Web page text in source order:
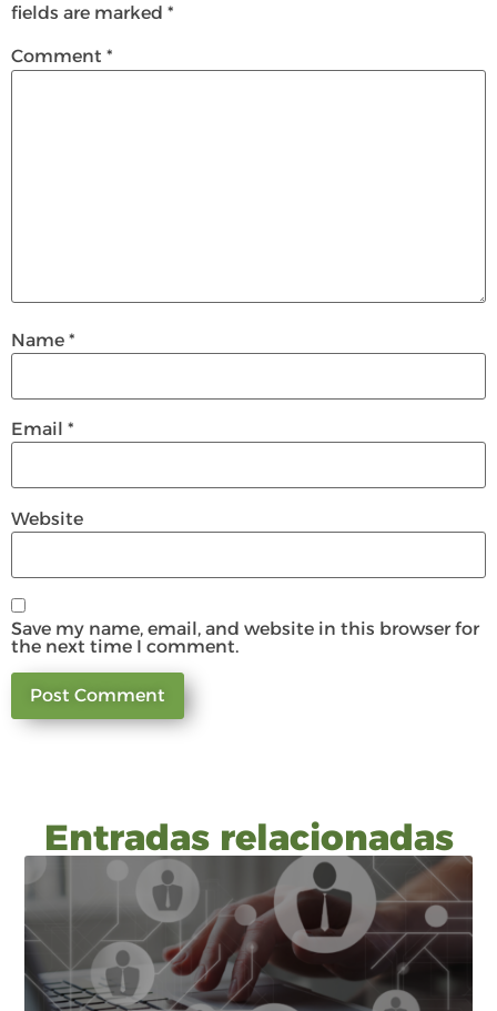
fields are marked *
Comment *
Name *
Email *
Website
Save my name, email, and website in this browser for
the next time I comment.
Entradas relacionadas